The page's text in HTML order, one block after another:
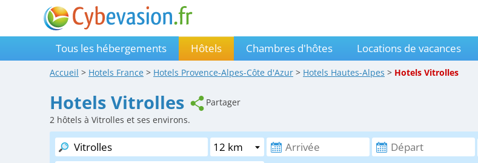
Tous les hébergements Hôtels Chambres d'hôtes Locations de vacances
Accueil > Hotels France > Hotels Provence-Alpes-Côte d'Azur > Hotels Hautes-Alpes > Hotels Vitrolles
Hotels Vitrolles
Partager
2 hôtels à Vitrolles et ses environs.